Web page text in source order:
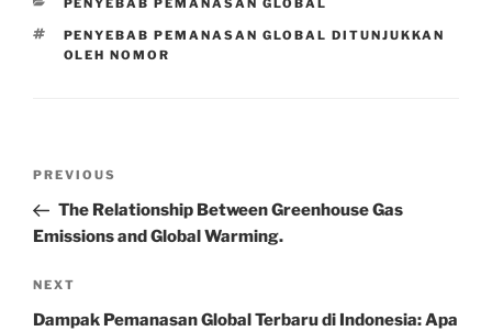
PENYEBAB PEMANASAN GLOBAL
TAGS
PENYEBAB PEMANASAN GLOBAL DITUNJUKKAN
OLEH NOMOR
Previous
Post
PREVIOUS
The Relationship Between Greenhouse Gas
Emissions and Global Warming.
Next
Post
NEXT
Dampak Pemanasan Global Terbaru di Indonesia: Apa